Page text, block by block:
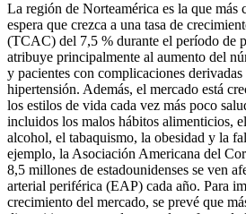
La región de Norteamérica es la que más
espera que crezca a una tasa de
(TCAC) del 7,5 % durante el período de
atribuye principalmente al aumento del
y pacientes con complicaciones derivadas
hipertensión. Además, el mercado está
los estilos de vida cada vez más poco
incluidos los malos hábitos alimenticios,
alcohol, el tabaquismo, la obesidad y la
ejemplo, la Asociación Americana del
8,5 millones de estadounidenses se ven
arterial periférica (EAP) cada año. Para
crecimiento del mercado, se prevé que